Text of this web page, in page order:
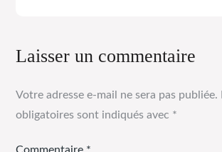
Laisser un commentaire
Votre adresse e-mail ne sera pas publiée.
obligatoires sont indiqués avec *